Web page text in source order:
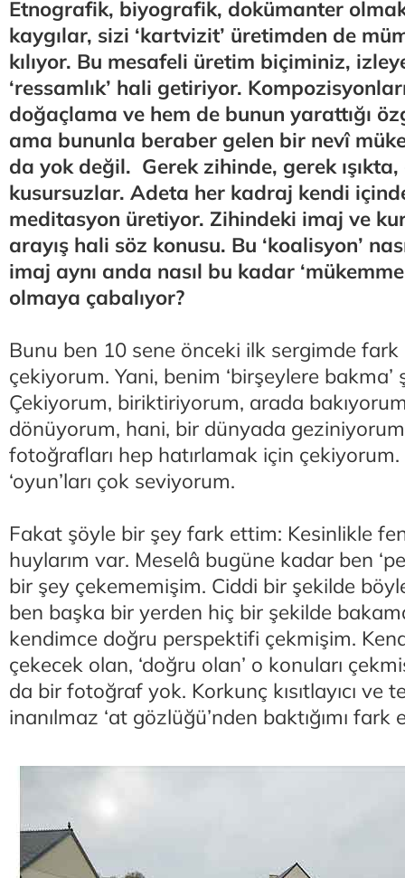
Etnografik, biyografik, dokümanter olmak
kaygılar, sizi ‘kartvizit’ üretimden de
kılıyor. Bu mesafeli üretim biçiminiz,
‘ressamlık’ hali getiriyor.
doğaçlama ve hem de bunun yarattığı
ama bununla beraber gelen bir nevî
da yok değil. Gerek zihinde, gerek
kusursuzlar. Adeta her kadraj kendi
meditasyon üretiyor. Zihindeki imaj ve
arayış hali söz konusu. Bu ‘koalisyon’
imaj aynı anda nasıl bu kadar
olmaya çabalıyor?
Bunu ben 10 sene önceki ilk sergimde
çekiyorum. Yani, benim ‘birşeylere bakma’
Çekiyorum, biriktiriyorum, arada
dönüyorum, hani, bir dünyada
fotoğrafları hep hatırlamak için
‘oyun’ları çok seviyorum.
Fakat şöyle bir şey fark ettim: Kesinlikle
huylarım var. Meselâ bugüne kadar ben
bir şey çekememişim. Ciddi bir şekilde
ben başka bir yerden hiç bir şekilde
kendimce doğru perspektifi çekmişim.
çekecek olan, ‘doğru olan’ o konuları
da bir fotoğraf yok. Korkunç kısıtlayıcı ve
inanılmaz ‘at gözlüğü’nden baktığımı